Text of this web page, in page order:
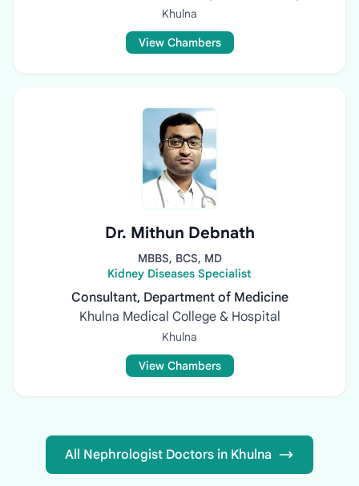
Khulna
View Chambers
Dr. Mithun Debnath
MBBS, BCS, MD
Kidney Diseases Specialist
Consultant, Department of Medicine
Khulna Medical College & Hospital
Khulna
View Chambers
All Nephrologist Doctors in Khulna